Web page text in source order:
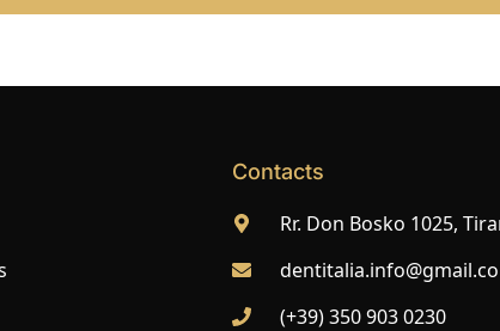
Contacts
Rr. Don Bosko 1025,
(+39) 350 903 0230